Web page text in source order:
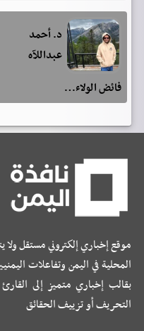
د. أحمد
عبداللآه
فائض الولاء…
موقع إخباري إلكتروني مستقل
المحلية في اليمن وتفاعلات
بقالب إخباري متميز إلى
التحريف أو تزييف الحقائق